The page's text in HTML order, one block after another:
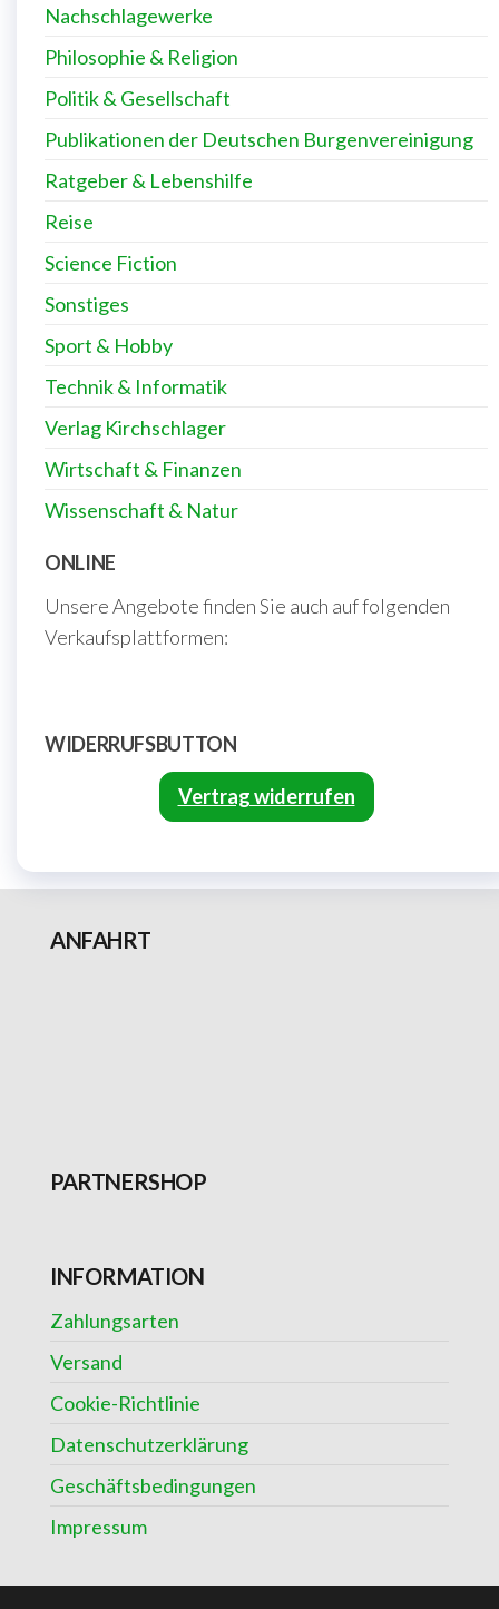
Nachschlagewerke
Philosophie & Religion
Politik & Gesellschaft
Publikationen der Deutschen Burgenvereinigung
Ratgeber & Lebenshilfe
Reise
Science Fiction
Sonstiges
Sport & Hobby
Technik & Informatik
Verlag Kirchschlager
Wirtschaft & Finanzen
Wissenschaft & Natur
ONLINE
Unsere Angebote finden Sie auch auf folgenden
Verkaufsplattformen:
WIDERRUFSBUTTON
Vertrag widerrufen
ANFAHRT
PARTNERSHOP
INFORMATION
Zahlungsarten
Versand
Cookie-Richtlinie
Datenschutzerklärung
Geschäftsbedingungen
Impressum